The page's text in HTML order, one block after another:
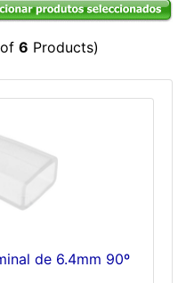
6 Products)
de 6.4mm 90º